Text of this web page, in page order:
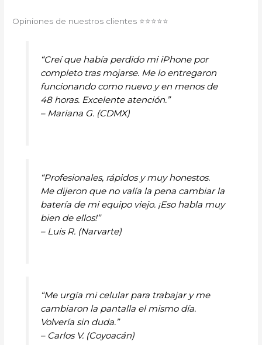
Opiniones de nuestros clientes ⭐⭐⭐⭐⭐
“Creí que había perdido mi iPhone por
completo tras mojarse. Me lo entregaron
funcionando como nuevo y en menos de
48 horas. Excelente atención.”
– Mariana G. (CDMX)
“Profesionales, rápidos y muy honestos.
Me dijeron que no valía la pena cambiar la
batería de mi equipo viejo. ¡Eso habla muy
bien de ellos!”
– Luis R. (Narvarte)
“Me urgía mi celular para trabajar y me
cambiaron la pantalla el mismo día.
Volvería sin duda.”
– Carlos V. (Coyoacán)